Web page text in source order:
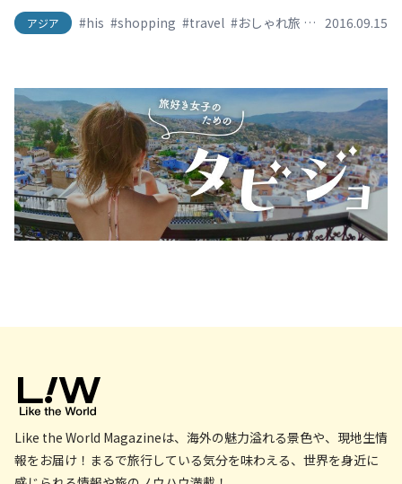
アジア #his #shopping #travel #おしゃれ旅 #かわいい旅 #
2016.09.15
Like the World Magazineは、海外の魅力溢れる景色や、現地生情
報をお届け！まるで旅行している気分を味わえる、世界を身近に